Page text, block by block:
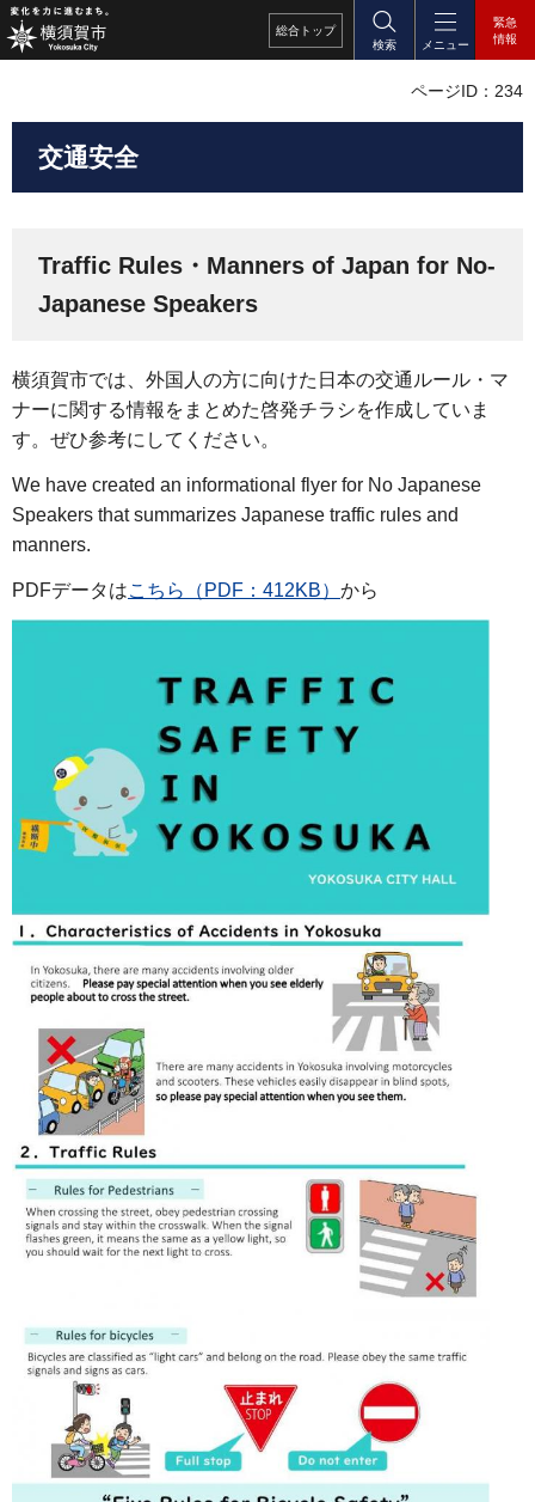
総合 トップ
検索
メニュー
緊急
情報
ページID：234
交通安全
Traffic Rules・Manners of Japan for No-
Japanese Speakers
横須賀市では、外国人の方に向けた日本の交通ルール・マ
ナーに関する情報をまとめた啓発チラシを作成していま
す。ぜひ参考にしてください。
We have created an informational flyer for No Japanese
Speakers that summarizes Japanese traffic rules and
manners.
PDFデータはこちら（PDF：412KB） から